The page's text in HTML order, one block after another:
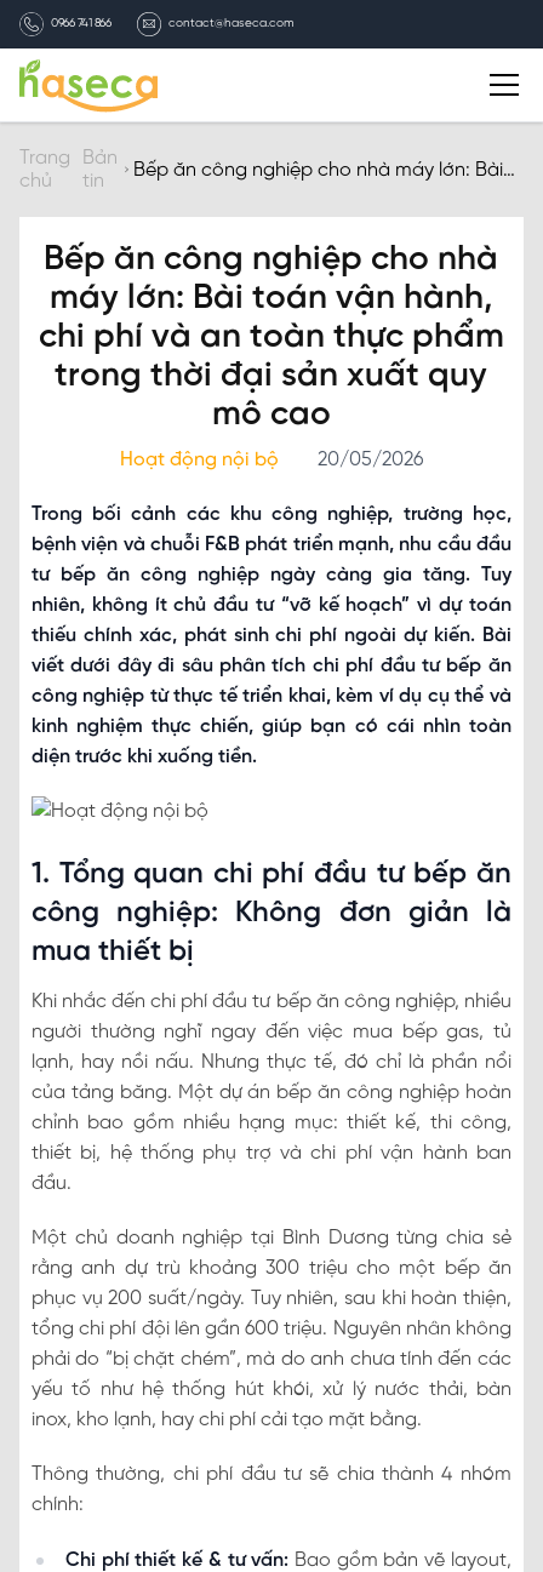
0966 741 866 contact@haseca.com
Giới thiệu
Chọn Haseca
Dịch vụ
Bản tin HASECA
Trang
chủ
Bản
tin
Bếp ăn công nghiệp cho nhà máy lớn: Bài
phẩm trong thời đại sản xuất quy mô cao
Bếp ăn công nghiệp cho nhà
máy lớn: Bài toán vận hành,
chi phí và an toàn thực phẩm
trong thời đại sản xuất quy
mô cao
Hoạt động nội bộ 20/05/2026
Trong bối cảnh các khu công nghiệp, trường học,
bệnh viện và chuỗi F&B phát triển mạnh, nhu cầu đầu
tư bếp ăn công nghiệp ngày càng gia tăng. Tuy
nhiên, không ít chủ đầu tư “vỡ kế hoạch” vì dự toán
thiếu chính xác, phát sinh chi phí ngoài dự kiến. Bài
viết dưới đây đi sâu phân tích chi phí đầu tư bếp ăn
công nghiệp từ thực tế triển khai, kèm ví dụ cụ thể và
kinh nghiệm thực chiến, giúp bạn có cái nhìn toàn
diện trước khi xuống tiền.
1. Tổng quan chi phí đầu tư bếp ăn
công nghiệp: Không đơn giản là
mua thiết bị
Khi nhắc đến chi phí đầu tư bếp ăn công nghiệp, nhiều
người thường nghĩ ngay đến việc mua bếp gas, tủ
lạnh, hay nồi nấu. Nhưng thực tế, đó chỉ là phần nổi
của tảng băng. Một dự án bếp ăn công nghiệp hoàn
chỉnh bao gồm nhiều hạng mục: thiết kế, thi công,
thiết bị, hệ thống phụ trợ và chi phí vận hành ban
đầu.
Một chủ doanh nghiệp tại Bình Dương từng chia sẻ
rằng anh dự trù khoảng 300 triệu cho một bếp ăn
phục vụ 200 suất/ngày. Tuy nhiên, sau khi hoàn thiện,
tổng chi phí đội lên gần 600 triệu. Nguyên nhân không
phải do “bị chặt chém”, mà do anh chưa tính đến các
yếu tố như hệ thống hút khói, xử lý nước thải, bàn
inox, kho lạnh, hay chi phí cải tạo mặt bằng.
Thông thường, chi phí đầu tư sẽ chia thành 4 nhóm
chính:
Chi phí thiết kế & tư vấn: Bao gồm bản vẽ layout,